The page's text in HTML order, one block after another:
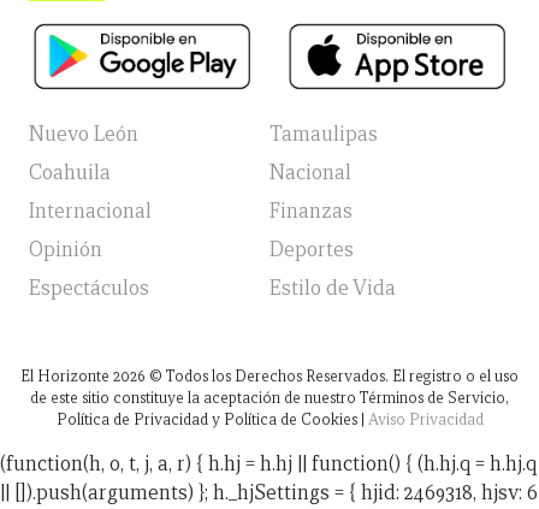
Nuevo León
Tamaulipas
Coahuila
Nacional
Internacional
Finanzas
Opinión
Deportes
Espectáculos
Estilo de Vida
El Horizonte 2026 © Todos los Derechos Reservados. El registro o el uso
de este sitio constituye la aceptación de nuestro Términos de Servicio,
Política de Privacidad y Política de Cookies | Aviso Privacidad
(function(h, o, t, j, a, r) { h.hj = h.hj || function() { (h.hj.q = h.hj.q
|| []).push(arguments) }; h._hjSettings = { hjid: 2469318, hjsv: 6